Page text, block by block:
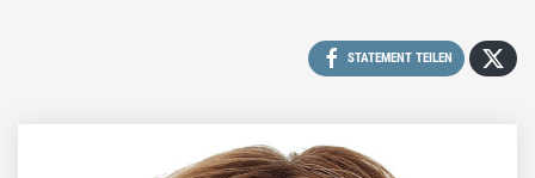
STATEMENT TEILEN